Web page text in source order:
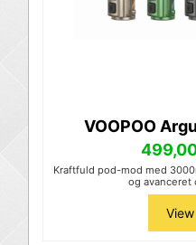
VOOPOO
Kraftfuld pod-mod med
og avanceret
View